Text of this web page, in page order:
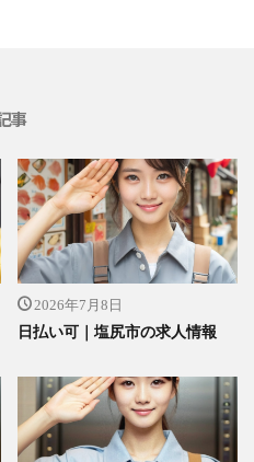
事
2026年7月8日
日払い可｜塩尻市の求人情報